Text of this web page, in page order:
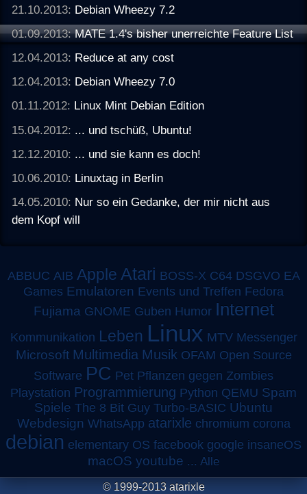
21.10.2013: Debian Wheezy 7.2
01.09.2013:MATE 1.4's bisher unerreichte Feature List
12.04.2013: Reduce at any cost
12.04.2013: Debian Wheezy 7.0
01.11.2012: Linux Mint Debian Edition
15.04.2012: ... und tschüß, Ubuntu!
12.12.2010: ... und sie kann es doch!
10.06.2010: Linuxtag in Berlin
14.05.2010: Nur so ein Gedanke, der mir nicht aus
dem Kopf will
ABBUC AIB Apple Atari BOSS-X C64 DSGVO EA
Games Emulatoren Events und Treffen Fedora
Fujiama GNOME Guben Humor Internet
Kommunikation Leben Linux MTV Messenger
Microsoft Multimedia Musik OFAM Open Source
Software PC Pet Pflanzen gegen Zombies
Playstation Programmierung Python QEMU Spam
Spiele The 8 Bit Guy Turbo-BASIC Ubuntu
Webdesign WhatsApp atarixle chromium corona
debian elementary OS facebook google insaneOS
macOS youtube ... Alle
© 1999-2013 atarixle